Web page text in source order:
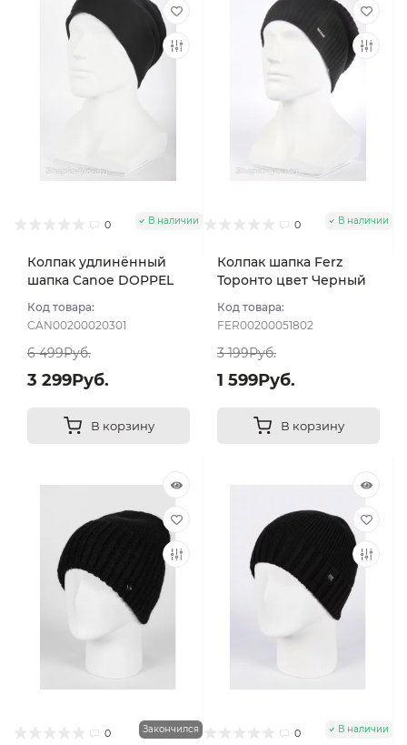
0 В наличии
Колпак удлинённый
шапка Canoe DOPPEL
Код товара:
CAN00200020301
6 499Руб.
3 299Руб.
В корзину
0 В наличии
Колпак шапка Ferz
Торонто цвет Черный
Код товара:
FER00200051802
3 199Руб.
1 599Руб.
В корзину
0 Закончился 0 В наличии